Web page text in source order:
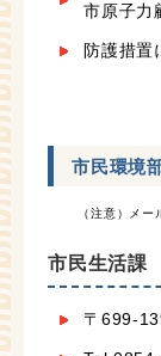
市原子力
防護措置
市民環境
（注意）メ
市民生活課
〒699-